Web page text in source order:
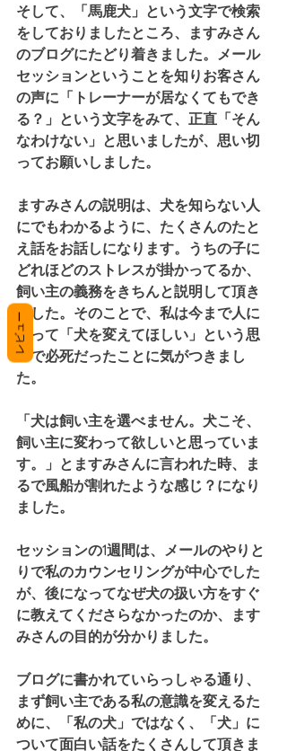
そして、「馬鹿犬」という文字で検索
をしておりましたところ、ますみさん
のブログにたどり着きました。メール
セッションということを知りお客さん
の声に「トレーナーが居なくてもでき
る？」という文字をみて、正直「そん
なわけない」と思いましたが、思い切
ってお願いしました。
ますみさんの説明は、犬を知らない人
にでもわかるように、たくさんのたと
え話をお話しになります。うちの子に
どれほどのストレスが掛かってるか、
飼い主の義務をきちんと説明して頂き
ました。そのことで、私は今まで人に
頼って「犬を変えてほしい」という思
いで必死だったことに気がつきまし
た。
「犬は飼い主を選べません。犬こそ、
飼い主に変わって欲しいと思っていま
す。」とますみさんに言われた時、ま
るで風船が割れたような感じ？になり
ました。
セッションの1週間は、メールのやりと
りで私のカウンセリングが中心でした
が、後になってなぜ犬の扱い方をすぐ
に教えてくださらなかったのか、ます
みさんの目的が分かりました。
ブログに書かれていらっしゃる通り、
まず飼い主である私の意識を変えるた
めに、「私の犬」ではなく、「犬」に
ついて面白い話をたくさんして頂きま
レビュー